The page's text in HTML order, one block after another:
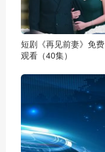
短剧《再见前妻》免费
观看（40集）